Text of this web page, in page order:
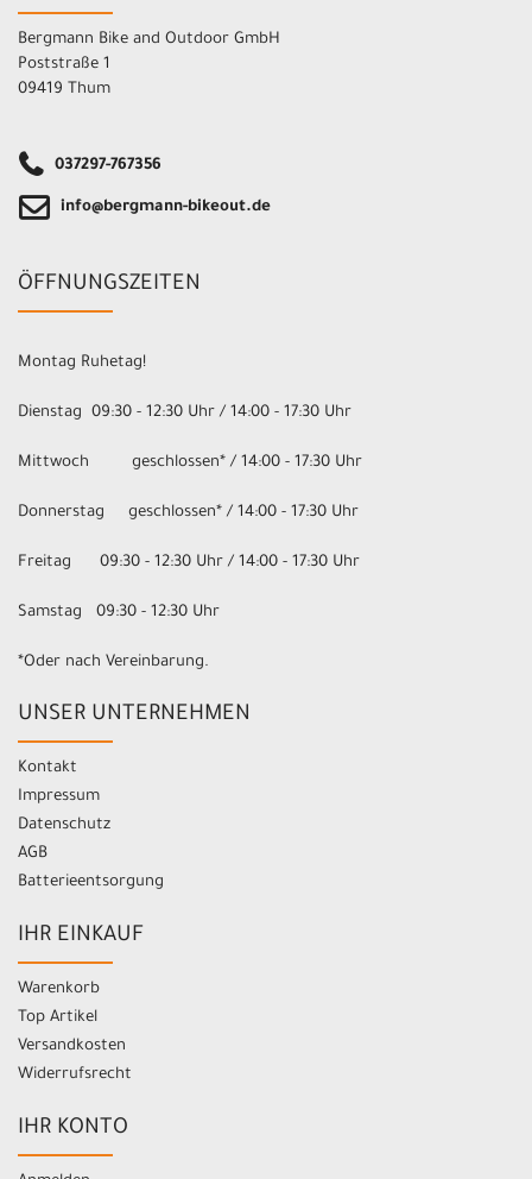
Bergmann Bike and Outdoor GmbH
Poststraße 1
09419 Thum
037297-767356
info@bergmann-bikeout.de
ÖFFNUNGSZEITEN
Montag Ruhetag!
Dienstag 09:30 - 12:30 Uhr / 14:00 - 17:30 Uhr
Mittwoch geschlossen* / 14:00 - 17:30 Uhr
Donnerstag geschlossen* / 14:00 - 17:30 Uhr
Freitag 09:30 - 12:30 Uhr / 14:00 - 17:30 Uhr
Samstag 09:30 - 12:30 Uhr
*Oder nach Vereinbarung.
UNSER UNTERNEHMEN
Kontakt
Impressum
Datenschutz
AGB
Batterieentsorgung
IHR EINKAUF
Warenkorb
Top Artikel
Versandkosten
Widerrufsrecht
IHR KONTO